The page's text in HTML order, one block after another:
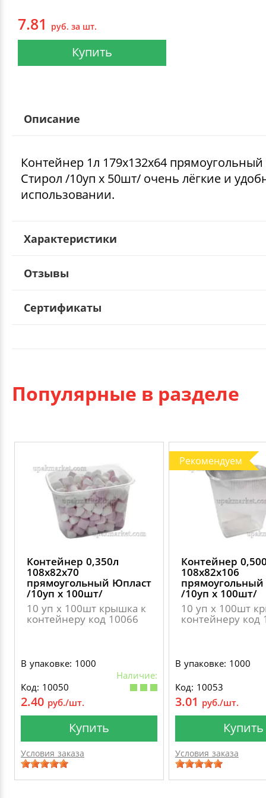
7.81 руб. за шт.
Купить
Описание
Контейнер 1л 179х132х64
Стирол /10уп х 50шт/ очень лёгкие и
использовании.
Характеристики
Отзывы
Сертификаты
Популярные в разделе
Контейнер 0,350л
108х82х70
прямоугольный Юпласт
/10уп х 100шт/
10 уп х 100шт крышка к
контейнеру код 10066
В упаковке: 1000
Наличие:
Код: 10050
2.40 руб./шт.
Купить
Условия заказа
Рекомендуем
Контейнер
108х82х106
/10уп х 100шт/
10 уп х 100шт
контейнеру код
В упаковке: 1000
Код: 10053
3.01 руб./шт.
Купить
Условия заказа